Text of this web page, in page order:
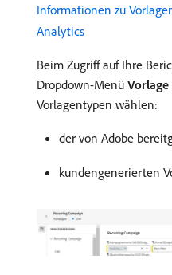
Informationen zu
Analytics
Beim Zugriff auf Ihre
Dropdown-Menü
Vorlagentypen wählen:
der von Adobe
kundengenerierten